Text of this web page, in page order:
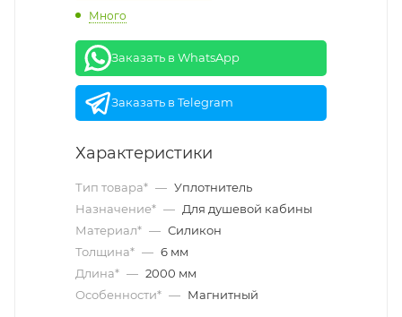
Много
Заказать в WhatsApp
Заказать в Telegram
Характеристики
Тип товара* — Уплотнитель
Назначение* — Для душевой кабины
Материал* — Силикон
Толщина* — 6 мм
Длина* — 2000 мм
Особенности* — Магнитный